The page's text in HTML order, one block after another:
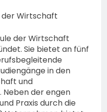
der Wirtschaft
der Wirtschaft
Sie bietet an fünf
in den
und
der engen
Praxis durch die